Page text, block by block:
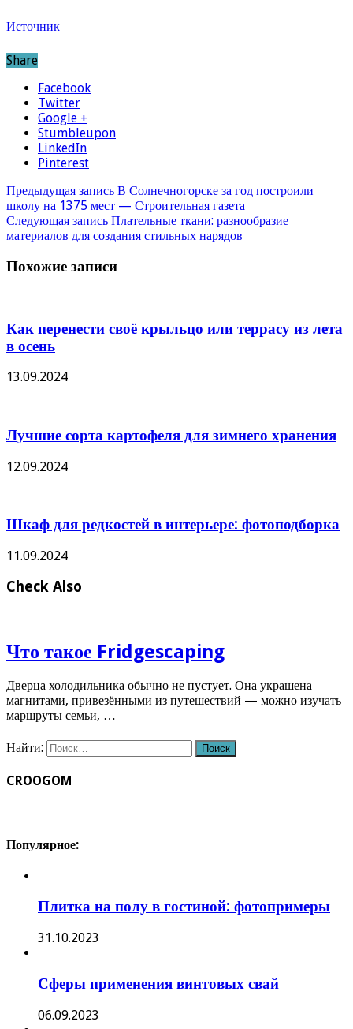
Источник
Share
Facebook
Twitter
Google +
Stumbleupon
LinkedIn
Pinterest
Предыдущая запись В Солнечногорске за год построили
школу на 1375 мест — Строительная газета
Следующая запись Плательные ткани: разнообразие
материалов для создания стильных нарядов
Похожие записи
Как перенести своё крыльцо или террасу из лета
в осень
13.09.2024
Лучшие сорта картофеля для зимнего хранения
12.09.2024
Шкаф для редкостей в интерьере: фотоподборка
11.09.2024
Check Also
Что такое Fridgescaping
Дверца холодильника обычно не пустует. Она украшена
магнитами, привезёнными из путешествий — можно изучать
маршруты семьи, …
Найти:
CROOGOM
Популярное:
Плитка на полу в гостиной: фотопримеры
31.10.2023
Сферы применения винтовых свай
06.09.2023